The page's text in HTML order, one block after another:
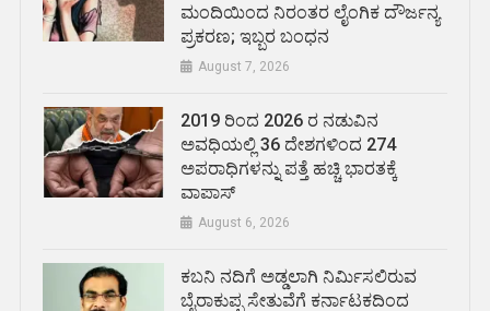
ಮಂದಿಯಿಂದ ನಿರಂತರ ಲೈಂಗಿಕ ದೌರ್ಜನ್ಯ
ಪ್ರಕರಣ; ಇಬ್ಬರ ಬಂಧನ
August 7, 2026
2019 ರಿಂದ 2026 ರ ನಡುವಿನ
ಅವಧಿಯಲ್ಲಿ 36 ದೇಶಗಳಿಂದ 274
ಅಪರಾಧಿಗಳನ್ನು ಪತ್ತೆ ಹಚ್ಚಿ ಭಾರತಕ್ಕೆ
ವಾಪಾಸ್
August 6, 2026
ಕಬನಿ ನದಿಗೆ ಅಡ್ಡಲಾಗಿ ನಿರ್ಮಿಸಲಿರುವ
ಬೈರಾಕುಪ್ಪ ಸೇತುವೆಗೆ ಕರ್ನಾಟಕದಿಂದ